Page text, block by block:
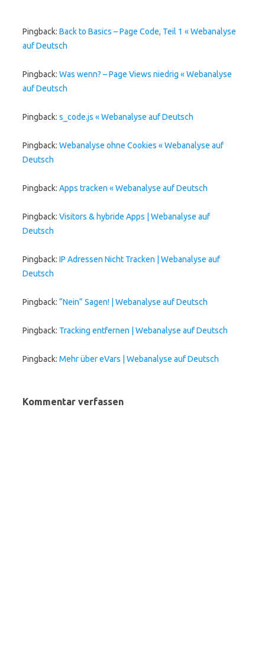
Pingback: Back to Basics – Page Code, Teil 1 « Webanalyse
auf Deutsch
Pingback: Was wenn? – Page Views niedrig « Webanalyse
auf Deutsch
Pingback: s_code.js « Webanalyse auf Deutsch
Pingback: Webanalyse ohne Cookies « Webanalyse auf
Deutsch
Pingback: Apps tracken « Webanalyse auf Deutsch
Pingback: Visitors & hybride Apps | Webanalyse auf
Deutsch
Pingback: IP Adressen Nicht Tracken | Webanalyse auf
Deutsch
Pingback: “Nein” Sagen! | Webanalyse auf Deutsch
Pingback: Tracking entfernen | Webanalyse auf Deutsch
Pingback: Mehr über eVars | Webanalyse auf Deutsch
Kommentar verfassen